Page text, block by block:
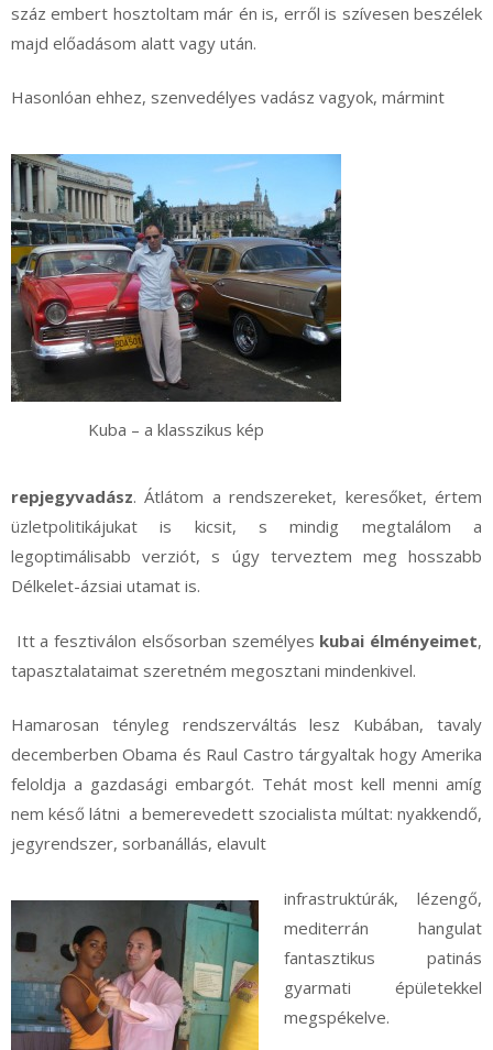
száz embert hosztoltam már én is, erről is szívesen beszélek
majd előadásom alatt vagy után.
Hasonlóan ehhez, szenvedélyes vadász vagyok, mármint
Kuba – a klasszikus kép
repjegyvadász. Átlátom a rendszereket, keresőket, értem
üzletpolitikájukat is kicsit, s mindig megtalálom a
legoptimálisabb verziót, s úgy terveztem meg hosszabb
Délkelet-ázsiai utamat is.
Itt a fesztiválon elsősorban személyes kubai élményeimet,
tapasztalataimat szeretném megosztani mindenkivel.
Hamarosan tényleg rendszerváltás lesz Kubában, tavaly
decemberben Obama és Raul Castro tárgyaltak hogy Amerika
feloldja a gazdasági embargót. Tehát most kell menni amíg
nem késő látni a bemerevedett szocialista múltat: nyakkendő,
jegyrendszer, sorbanállás, elavult
infrastruktúrák, lézengő,
mediterrán hangulat
fantasztikus patinás
gyarmati épületekkel
megspékelve.